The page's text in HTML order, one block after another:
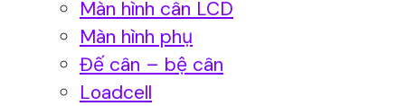
Màn hình cân LCD
Màn hình phụ
Đế cân – bệ cân
Loadcell